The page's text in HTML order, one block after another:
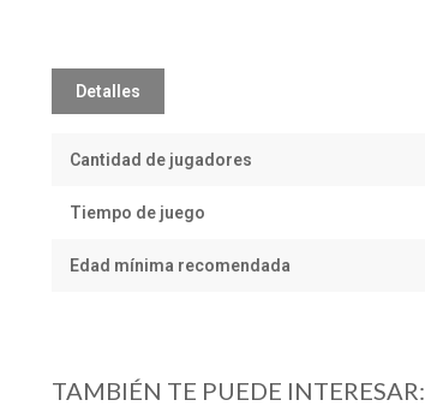
Detalles
Cantidad de jugadores
Tiempo de juego
Edad mínima recomendada
TAMBIÉN TE PUEDE INTERESAR: